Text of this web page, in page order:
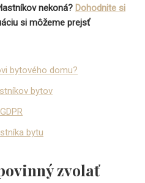
nekoná? Dohodnite si
si môžeme prejsť
bytového domu?
bytov
bytu
zvolať